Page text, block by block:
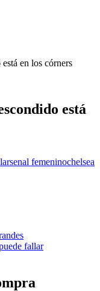
en los córners
está
arsenal femeninochelsea
fallar